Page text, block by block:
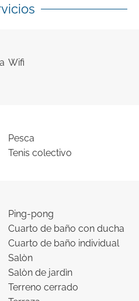
Wifi
Pesca
Tenis colectivo
Ping-pong
Cuarto de baño con ducha
Cuarto de baño individual
Salòn
Salòn de jardì­n
Terreno cerrado